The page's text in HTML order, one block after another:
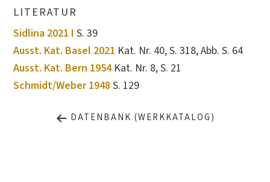
LITERATUR
Sidlina 2021 I S. 39
Ausst. Kat. Basel 2021 Kat. Nr. 40, S. 318, Abb. S. 64
Ausst. Kat. Bern 1954Kat. Nr. 8, S. 21
Schmidt/Weber 1948 S. 129
DATENBANK (WERKKATALOG)